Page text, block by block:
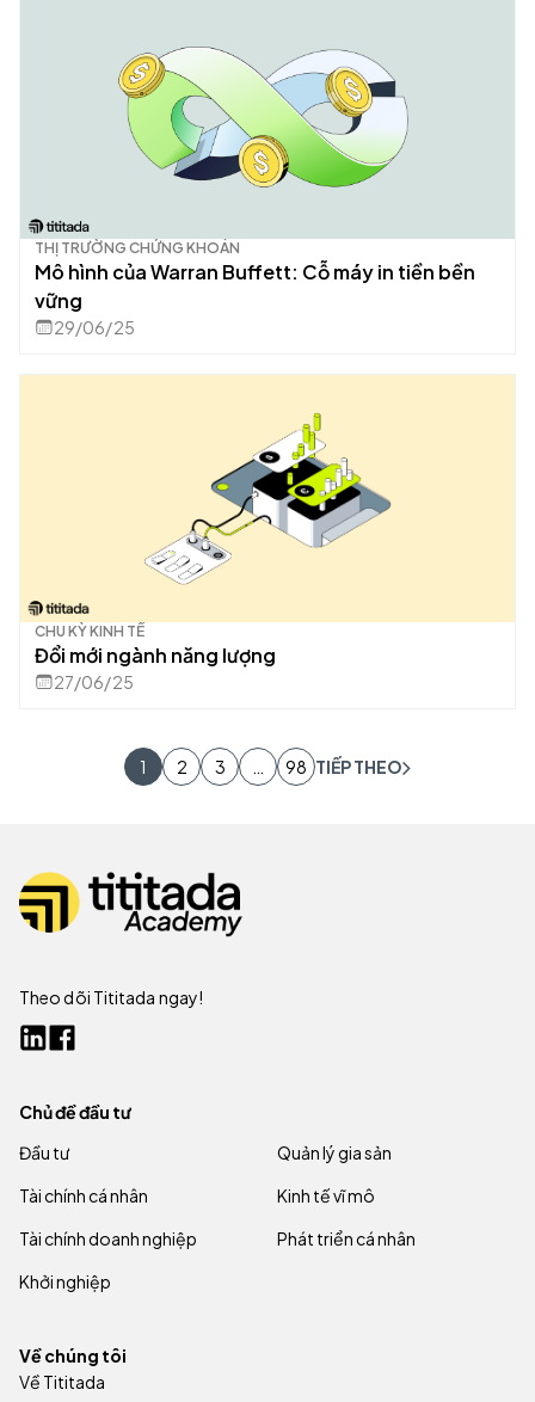
THỊ TRƯỜNG CHỨNG KHOÁN
Mô hình của Warran Buffett: Cỗ máy in tiền bền
vững
29/06/25
CHU KỲ KINH TẾ
Đổi mới ngành năng lượng
27/06/25
1 2 3 98 TIẾP THEO
Theo dõi Tititada ngay!
Chủ đề đầu tư
Đầu tư
Quản lý gia sản
Tài chính cá nhân
Kinh tế vĩ mô
Tài chính doanh nghiệp
Phát triển cá nhân
Khởi nghiệp
Về chúng tôi
Về Tititada